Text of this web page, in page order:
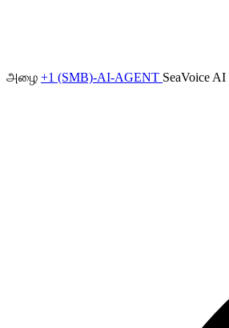
அழை +1 (SMB)-AI-AGENT SeaVoice